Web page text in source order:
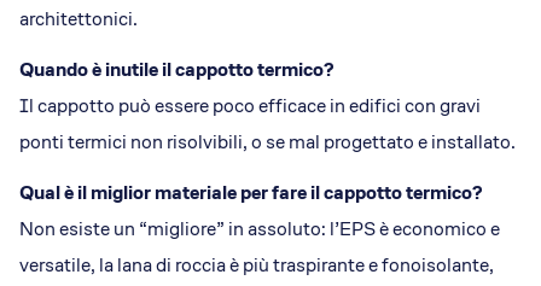
architettonici.
Quando è inutile il cappotto termico?
Il cappotto può essere poco efficace in edifici con gravi
ponti termici non risolvibili, o se mal progettato e installato.
Qual è il miglior materiale per fare il cappotto termico?
Non esiste un “migliore” in assoluto: l’EPS è economico e
versatile, la lana di roccia è più traspirante e fonoisolante,